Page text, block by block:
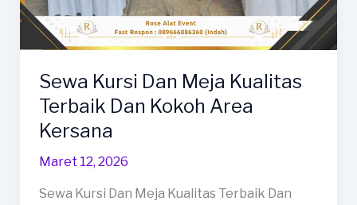
Sewa Kursi Dan Meja Kualitas
Terbaik Dan Kokoh Area
Kersana
Maret 12, 2026
Sewa Kursi Dan Meja Kualitas Terbaik Dan